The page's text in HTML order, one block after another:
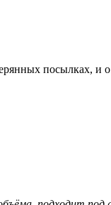
посылках, и